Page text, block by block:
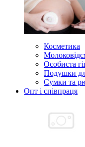
Косметика
Особиста
Подушки
Сумки та
Опт і співпраця